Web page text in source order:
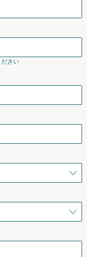
さい